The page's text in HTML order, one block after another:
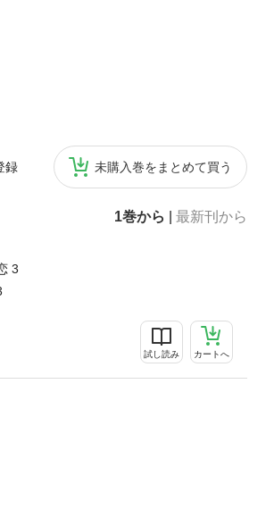
録 未購入巻をまとめて買う
1巻から 最新刊から
3
試し読み カートへ